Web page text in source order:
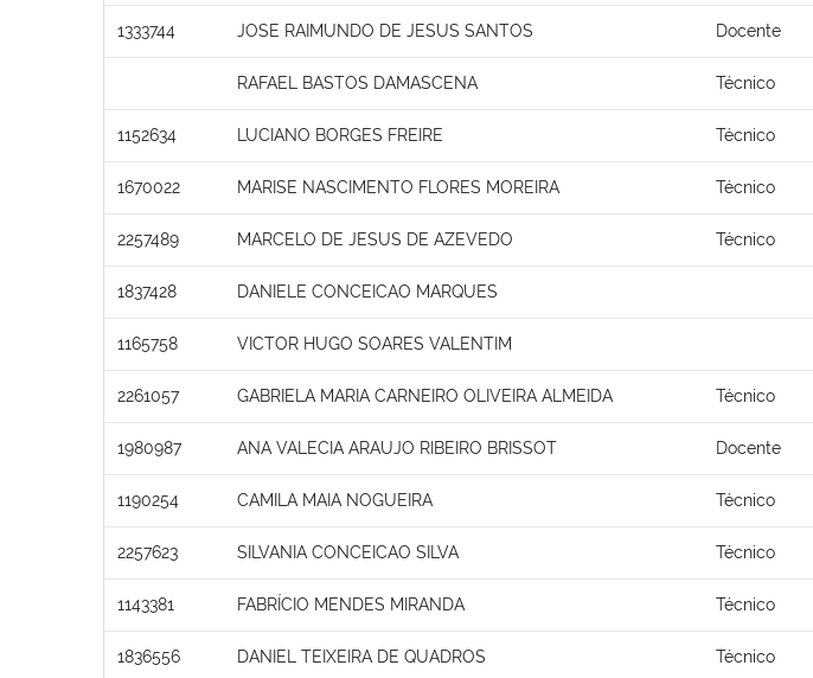
1333744 JOSE RAIMUNDO DE JESUS SANTOS Docente
RAFAEL BASTOS DAMASCENA Técnico
1152634 LUCIANO BORGES FREIRE Técnico
1670022 MARISE NASCIMENTO FLORES MOREIRA Técnico
2257489 MARCELO DE JESUS DE AZEVEDO Técnico
1837428 DANIELE CONCEICAO MARQUES
1165758 VICTOR HUGO SOARES VALENTIM
2261057 GABRIELA MARIA CARNEIRO OLIVEIRA ALMEIDA Técnico
1980987 ANA VALECIA ARAUJO RIBEIRO BRISSOT Docente
1190254 CAMILA MAIA NOGUEIRA Técnico
2257623 SILVANIA CONCEICAO SILVA Técnico
1143381 FABRÍCIO MENDES MIRANDA Técnico
1836556 DANIEL TEIXEIRA DE QUADROS Técnico